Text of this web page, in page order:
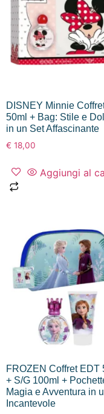
DISNEY Minnie
50ml + Bag: Stile e
in un Set Affascinante
€ 18,00
Aggiungi al
FROZEN Coffret EDT
+ S/G 100ml +
Magia e Avventura in
Incantevole